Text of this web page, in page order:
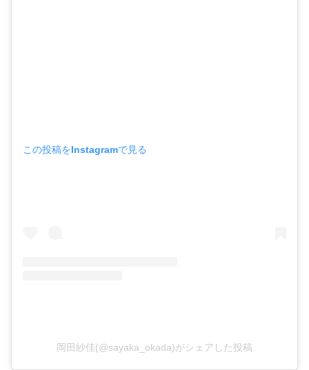
この投稿をInstagramで見る
岡田紗佳(@sayaka_okada)がシェアした投稿